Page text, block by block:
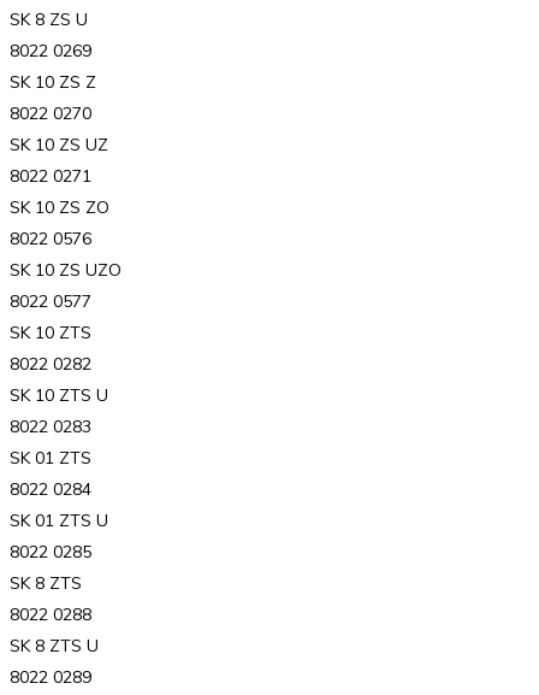
SK 8 ZS U
8022 0269
SK 10 ZS Z
8022 0270
SK 10 ZS UZ
8022 0271
SK 10 ZS ZO
8022 0576
SK 10 ZS UZO
8022 0577
SK 10 ZTS
8022 0282
SK 10 ZTS U
8022 0283
SK 01 ZTS
8022 0284
SK 01 ZTS U
8022 0285
SK 8 ZTS
8022 0288
SK 8 ZTS U
8022 0289